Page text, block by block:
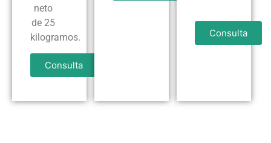
neto
de 25
kilogramos.
Consulta
Consulta